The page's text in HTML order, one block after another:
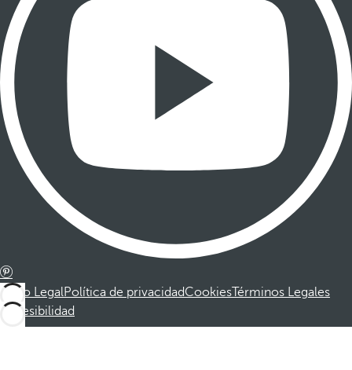
Aviso LegalPolítica de privacidadCookiesTérminos Legales
Accesibilidad